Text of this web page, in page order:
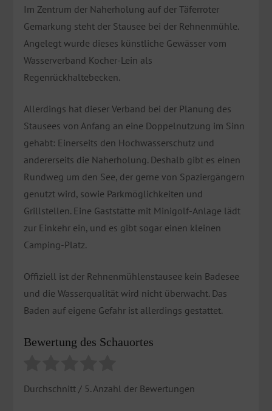
Im Zentrum der Naherholung auf der Täferroter
Gemarkung steht der Stausee bei der Rehnenmühle.
Angelegt wurde dieses künstliche Gewässer vom
Wasserverband Kocher-Lein als
Regenrückhaltebecken.
Allerdings hat dieser Verband bei der Planung des
Stausees von Anfang an eine Doppelnutzung im Sinn
gehabt: Einerseits den Hochwasserschutz und
andererseits die Naherholung. Deshalb gibt es einen
Rundweg um den See, der gerne von Spaziergängern
genutzt wird, sowie Parkmöglichkeiten und
Grillstellen. Eine Gaststätte mit Minigolf-Anlage lädt
zur Einkehr ein, und es gibt sogar einen kleinen
Camping-Platz.
Offiziell ist der Rehnenmühlenstausee kein Badesee
und die Wasserqualität wird nicht überwacht. Das
Baden auf eigene Gefahr ist allerdings gestattet.
Bewertung des Schauortes
Durchschnitt / 5. Anzahl der Bewertungen